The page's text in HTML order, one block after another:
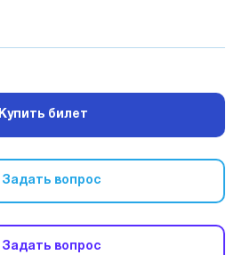
Купить билет
Задать вопрос
Задать вопрос